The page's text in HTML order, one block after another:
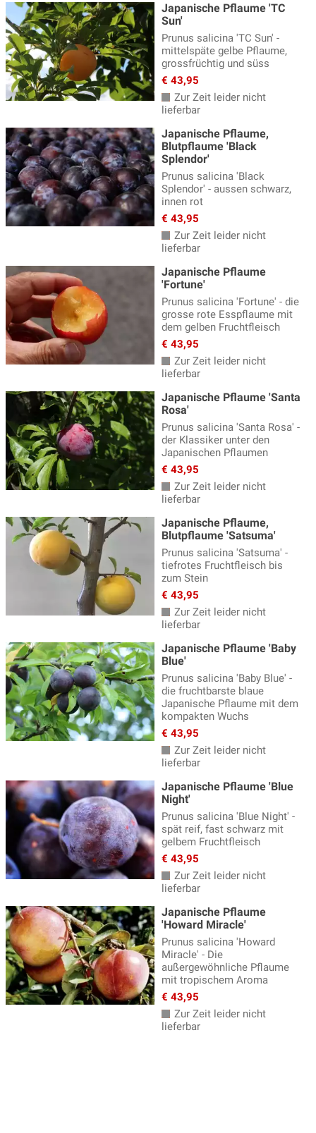
Japanische Pflaume 'TC
Sun'
Prunus salicina 'TC Sun' -
mittelspäte gelbe Pflaume,
grossfrüchtig und süss
€ 43,95
Zur Zeit leider nicht
lieferbar
Japanische Pflaume,
Blutpflaume 'Black
Splendor'
Prunus salicina 'Black
Splendor' - aussen schwarz,
innen rot
€ 43,95
Zur Zeit leider nicht
lieferbar
Japanische Pflaume
'Fortune'
Prunus salicina 'Fortune' - die
grosse rote Esspflaume mit
dem gelben Fruchtfleisch
€ 43,95
Zur Zeit leider nicht
lieferbar
Japanische Pflaume 'Santa
Rosa'
Prunus salicina 'Santa Rosa' -
der Klassiker unter den
Japanischen Pflaumen
€ 43,95
Zur Zeit leider nicht
lieferbar
Japanische Pflaume,
Blutpflaume 'Satsuma'
Prunus salicina 'Satsuma' -
tiefrotes Fruchtfleisch bis
zum Stein
€ 43,95
Zur Zeit leider nicht
lieferbar
Japanische Pflaume 'Baby
Blue'
Prunus salicina 'Baby Blue' -
die fruchtbarste blaue
Japanische Pflaume mit dem
kompakten Wuchs
€ 43,95
Zur Zeit leider nicht
lieferbar
Japanische Pflaume 'Blue
Night'
Prunus salicina 'Blue Night' -
spät reif, fast schwarz mit
gelbem Fruchtfleisch
€ 43,95
Zur Zeit leider nicht
lieferbar
Japanische Pflaume
'Howard Miracle'
Prunus salicina 'Howard
Miracle' - Die
außergewöhnliche Pflaume
mit tropischem Aroma
€ 43,95
Zur Zeit leider nicht
lieferbar